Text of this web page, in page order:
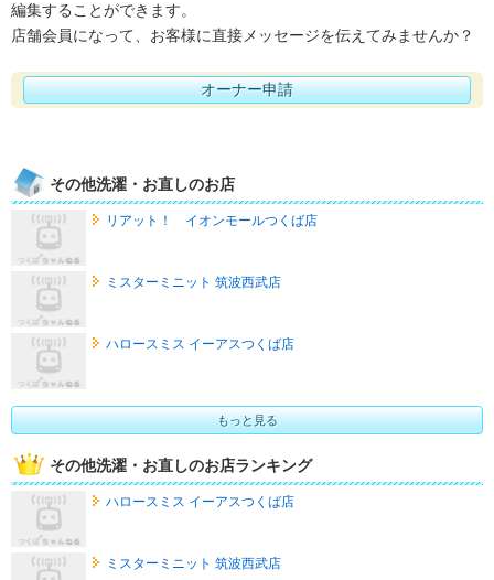
編集することができます。
店舗会員になって、お客様に直接メッセージを伝えてみませんか？
オーナー申請
その他洗濯・お直しのお店
リアット！ イオンモールつくば店
ミスターミニット 筑波西武店
ハロースミス イーアスつくば店
もっと見る
その他洗濯・お直しのお店ランキング
ハロースミス イーアスつくば店
ミスターミニット 筑波西武店